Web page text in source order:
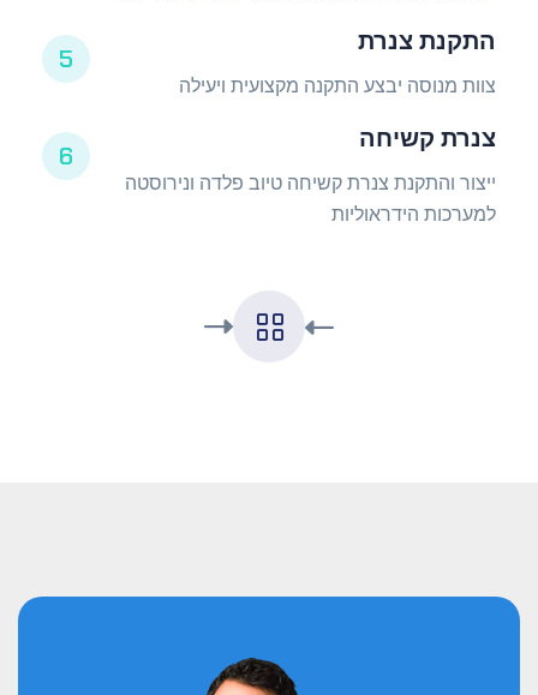
5
התקנת צנרת
צוות מנוסה יבצע התקנה מקצועית ויעילה
6
צנרת קשיחה
ייצור והתקנת צנרת קשיחה טיוב פלדה ונירוסטה
למערכות הידראוליות